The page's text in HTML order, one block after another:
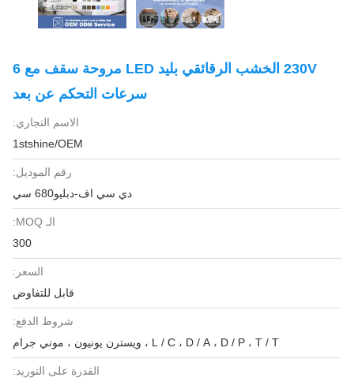
230V الخشب الرقائقي بليد LED مروحة سقف مع 6
سرعات التحكم عن بعد
الاسم التجاري:
1stshine/OEM
رقم الموديل:
دي سي اف-دبليو680 سي
الـ MOQ:
300
السعر:
قابل للتفاوض
شروط الدفع:
L / C ، D / A ، D / P ، T / T ، ويسترن يونيون ، موني جرام
القدرة على التوريد: